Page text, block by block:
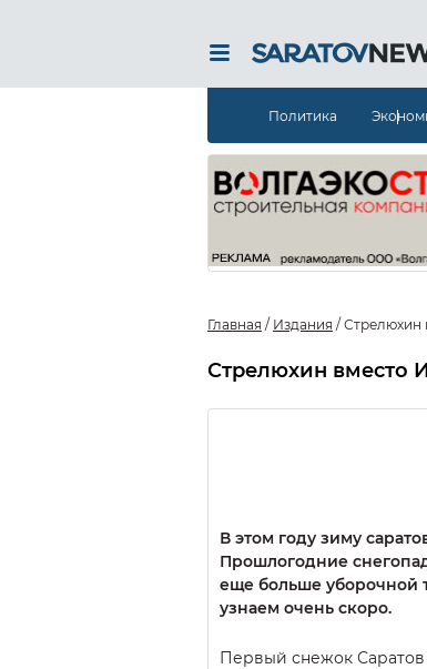
Политика
Главная / Издания / Стрелюхин
Стрелюхин вместо
В этом году зиму
Прошлогодние
еще больше уборочной
узнаем очень скоро.
Первый снежок